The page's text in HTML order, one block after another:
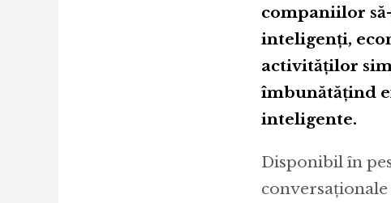
companiilor
inteligenți,
activităţilor
îmbunătățind
inteligente.
Disponibil în